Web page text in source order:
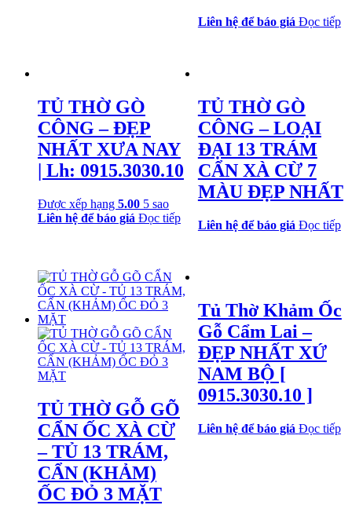
Liên hệ để báo giá Đọc tiếp
TỦ THỜ GÒ
CÔNG – ĐẸP
NHẤT XƯA NAY
| Lh: 0915.3030.10
Được xếp hạng 5.00 5 sao
Liên hệ để báo giá Đọc tiếp
TỦ THỜ GÒ
CÔNG – LOẠI
ĐẠI 13 TRÁM
CẨN XÀ CỪ 7
MÀU ĐẸP NHẤT
Liên hệ để báo giá Đọc tiếp
TỦ THỜ GỖ GÕ
CẨN ỐC XÀ CỪ
– TỦ 13 TRÁM,
CẨN (KHẢM)
ỐC ĐỎ 3 MẶT
Tủ Thờ Khảm Ốc
Gỗ Cẩm Lai –
ĐẸP NHẤT XỨ
NAM BỘ [
0915.3030.10 ]
Liên hệ để báo giá Đọc tiếp